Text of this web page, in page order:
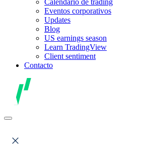
Eventos corporativos
Updates
Blog
US earnings season
Learn TradingView
Client sentiment
Contacto